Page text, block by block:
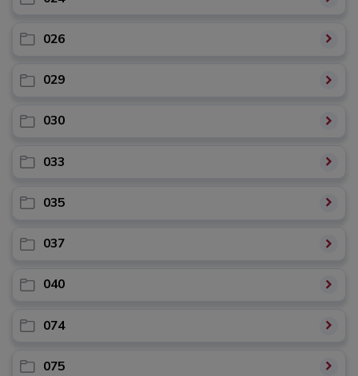
026
029
030
033
035
037
040
074
075